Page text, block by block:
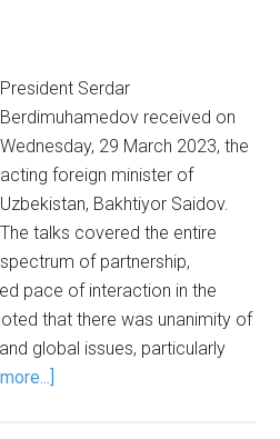
President Serdar
Berdimuhamedov received on
Wednesday, 29 March 2023, the
acting foreign minister of
Uzbekistan, Bakhtiyor Saidov.
The talks covered the entire
spectrum of partnership,
pace of interaction in the
that there was unanimity of
global issues, particularly